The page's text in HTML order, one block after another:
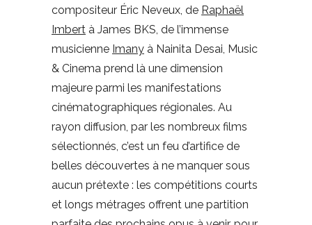
compositeur Éric Neveux, de Raphaël
Imbert à James BKS, de l’immense
musicienne Imany à Nainita Desai, Music
& Cinema prend là une dimension
majeure parmi les manifestations
cinématographiques régionales. Au
rayon diffusion, par les nombreux films
sélectionnés, c’est un feu d’artifice de
belles découvertes à ne manquer sous
aucun prétexte : les compétitions courts
et longs métrages offrent une partition